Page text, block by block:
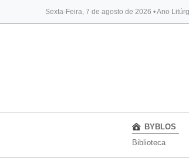
Sexta-Feira, 7 de agosto de 2026 • Ano
BYBLOS
Biblioteca